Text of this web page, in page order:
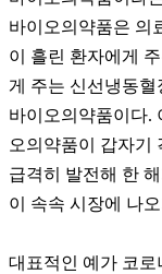
바이오의약품은 의
이 흘린 환자에게
게 주는 신선냉동
바이오의약품이다.
오의약품이 갑자기
급격히 발전해 한
이 속속 시장에 나
대표적인 예가 코로